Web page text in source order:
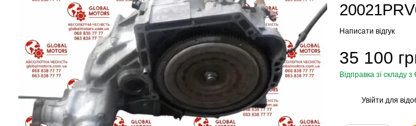
Написати відгук
35 100
Відправка зі складу
Увійти для